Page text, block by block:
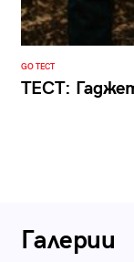
GO ТЕСТ
ТЕСТ:
Галерии